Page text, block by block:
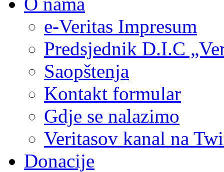
e-Veritas Impresum
Predsjednik D.I.C
Saopštenja
Kontakt formular
Gdje se nalazimo
Veritasov kanal na
Donacije